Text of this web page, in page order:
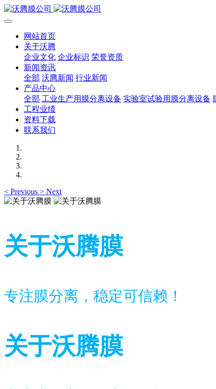
网站首页
关于沃腾
企业文化 企业标识 荣誉资质
新闻资讯
全部 沃腾新闻 行业新闻
产品中心
全部 工业生产用膜分离设备 实验室试验用膜分离设备
工程业绩
资料下载
联系我们
< Previous > Next
关于沃腾膜
专注膜分离，稳定可信赖！
关于沃腾膜